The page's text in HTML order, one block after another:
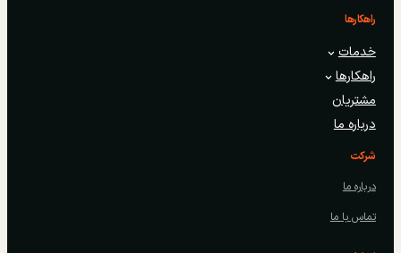
راهکارها
خدمات
راهکارها
مشتریان
درباره ما
شرکت
درباره ما
تماس با ما